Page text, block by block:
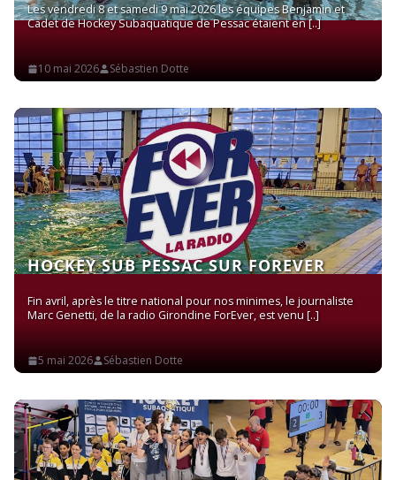
10 mai 2026 Sébastien Dotte
Les vendredi 8 et samedi 9 mai 2026 les équipes Benjamin et
Cadet de Hockey Subaquatique de Pessac étaient en
Read More
HOCKEY SUB PESSAC SUR FOREVER
5 mai 2026 Sébastien Dotte
Fin avril, après le titre national pour nos minimes, le journaliste
Marc Genetti, de la radio Girondine ForEver, est venu
Read More